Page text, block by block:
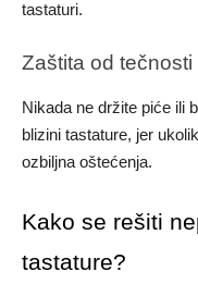
tastaturi.
Zaštita od tečnosti
Nikada ne držite piće ili
blizini tastature, jer
ozbiljna oštećenja.
Kako se rešiti
tastature?